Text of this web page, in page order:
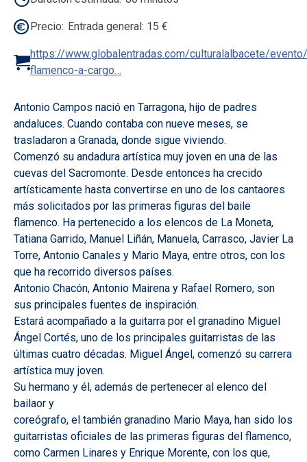
Precio Entrada general: 15 €
https://www.globalentradas.com/culturalalbacete/
flamenco-a-cargo…
Antonio Campos nació en Tarragona, hijo de padres
andaluces. Cuando contaba con nueve meses, se
trasladaron a Granada, donde sigue viviendo.
Comenzó su andadura artística muy joven en una de las
cuevas del Sacromonte. Desde entonces ha crecido
artísticamente hasta convertirse en uno de los cantaores
más solicitados por las primeras figuras del baile
flamenco. Ha pertenecido a los elencos de La Moneta,
Tatiana Garrido, Manuel Liñán, Manuela, Carrasco, Javier La
Torre, Antonio Canales y Mario Maya, entre otros, con los
que ha recorrido diversos países.
Antonio Chacón, Antonio Mairena y Rafael Romero, son
sus principales fuentes de inspiración.
Estará acompañado a la guitarra por el granadino Miguel
Ángel Cortés, uno de los principales guitarristas de las
últimas cuatro décadas. Miguel Ángel, comenzó su carrera
artística muy joven.
Su hermano y él, además de pertenecer al elenco del
bailaor y
coreógrafo, el también granadino Mario Maya, han sido los
guitarristas oficiales de las primeras figuras del flamenco,
como Carmen Linares y Enrique Morente, con los que,